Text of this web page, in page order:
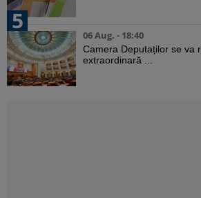
5
06 Aug. - 18:40
Camera Deputaților se va
extraordinară ...